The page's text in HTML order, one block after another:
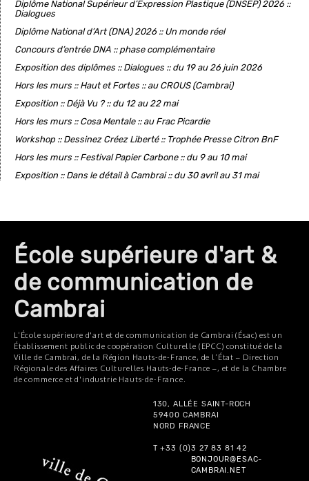
Diplôme National Supérieur d’Expression Plastique (DNSEP) 2026 ::
Dialogues
Diplôme National d’Art (DNA) 2026 :: Un monde réel
Concours d’entrée DNA :: phase complémentaire
Exposition des diplômes :: Dialogues :: du 19 au 26 juin 2026
Hors les murs :: Haut et Fortes :: au CROUS (Cambrai)
Exposition :: Déjà Vu ? :: du 12 au 22 mai
Hors les murs :: Cosa Mentale :: au Frac Picardie
Workshop :: Dessinez Créez Liberté :: Trophée Presse Citron BnF
Hors les murs :: Festival Papier Carbone :: du 9 au 10 mai
Exposition :: Dans le détail à Cambrai :: du 30 avril au 31 mai
École supérieure d'art &
de communication de
Cambrai
L’École supérieure d'art et de communication de Cambrai (Ésac) est un
Établissement public de coopération Culturelle (EPCC) constitué de la
Ville de Cambrai, de la Région Hauts-de-France, de l’État – Direction
Régionale des Affaires Culturelles Hauts-de-France –, et de la Chambre
de commerce et d'industrie Hauts-de-France.
130, ALLÉE SAINT-ROCH
59400 CAMBRAI
NORD FRANCE
T +33 (0)3 27 83 81 42
BONJOUR@ESAC-
CAMBRAI.NET